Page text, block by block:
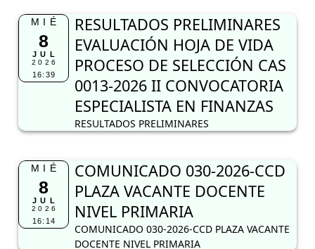
MIÉ
8
JUL
2026
16:39
RESULTADOS PRELIMINARES
EVALUACIÓN HOJA DE VIDA
PROCESO DE SELECCIÓN CAS
0013-2026 II CONVOCATORIA
ESPECIALISTA EN FINANZAS
RESULTADOS PRELIMINARES
MIÉ
8
JUL
2026
16:14
COMUNICADO 030-2026-CCD
PLAZA VACANTE DOCENTE
NIVEL PRIMARIA
COMUNICADO 030-2026-CCD PLAZA VACANTE
DOCENTE NIVEL PRIMARIA